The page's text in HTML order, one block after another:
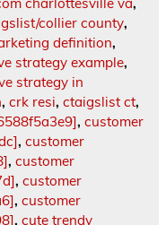
charlottesville va,
collier county,
definition,
strategy example,
strategy in
, crk resi, ctaigslist ct,
, customer
, customer
, customer
, customer
, customer
, cute trendy